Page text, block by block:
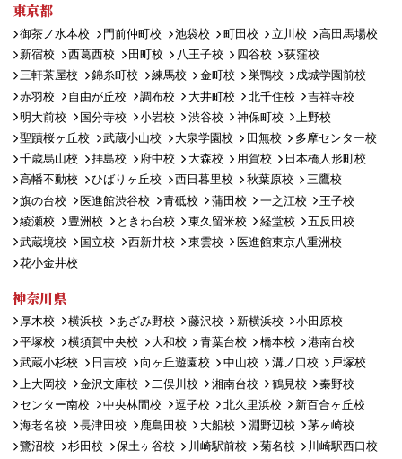
東京都
御茶ノ水本校 門前仲町校 池袋校 町田校 立川校
高田馬場校
新宿校
西葛西校 田町校 八王子校 四谷校
荻窪校
三軒茶屋校
錦糸町校 練馬校 金町校 巣鴨校
成城学園前校
赤羽校
自由が丘校 調布校 大井町校 北千住校
吉祥寺校
明大前校
国分寺校 小岩校 渋谷校 神保町校
上野校
聖蹟桜ヶ丘校
武蔵小山校 大泉学園校 田無校
多摩センター校
千歳烏山校
拝島校 府中校 大森校 用賀校
日本橋人形町校
高幡不動校
ひばりヶ丘校 西日暮里校 秋葉原校
三鷹校
旗の台校
医進館渋谷校 青砥校 蒲田校 一之江校
王子校
綾瀬校
豊洲校 ときわ台校 東久留米校 経堂校
五反田校
武蔵境校
国立校 西新井校 東雲校
医進館東京八重洲校
花小金井校
神奈川県
厚木校 横浜校 あざみ野校 藤沢校 新横浜校
小田原校
平塚校
横須賀中央校 大和校 青葉台校 橋本校
港南台校
武蔵小杉校
日吉校 向ヶ丘遊園校 中山校 溝ノ口校
戸塚校
上大岡校
金沢文庫校 二俣川校 湘南台校 鶴見校
秦野校
センター南校
中央林間校 逗子校 北久里浜校
新百合ヶ丘校
海老名校
長津田校 鹿島田校 大船校 淵野辺校
茅ヶ崎校
鷺沼校
杉田校 保土ヶ谷校 川崎駅前校 菊名校 川崎駅西口校